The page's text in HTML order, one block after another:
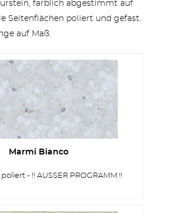
& POOL
farblich abgestimmt auf
Seitenflächen poliert und gefast.
auf Maß.
Marmi Bianco
- !! AUSSER PROGRAMM !!